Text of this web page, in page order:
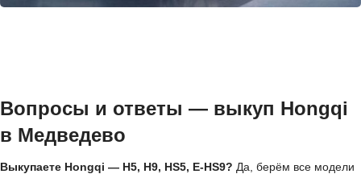
Вопросы и ответы — выкуп Hongqi
в Медведево
Выкупаете Hongqi — H5, H9, HS5, E-HS9? Да, берём все модели